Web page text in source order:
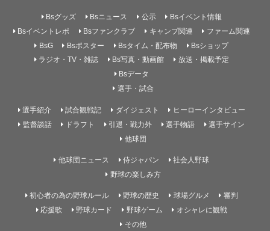
Bsグッズ Bsニュース 公示
Bsイベント情報
Bsイベントレポ
Bsファンクラブ キャンプ関連
ファーム関連
BsG
Bsポスター Bsタイム・配布物
Bsショップ
ラジオ・TV・雑誌
Bs写真・動画館
放送・掲載予定
Bsデータ
選手・試合
選手紹介 試合観戦記 ダイジェスト
ヒーローインタビュー
監督談話
ドラフト 引退・戦力外 選手物語
選手サイン
他球団
他球団ニュース 侍ジャパン
社会人野球
野球の楽しみ方
初心者の為の野球ルール 野球の歴史 球場グルメ
審判
応援歌
野球カード 野球ゲーム
オシャレに観戦
その他